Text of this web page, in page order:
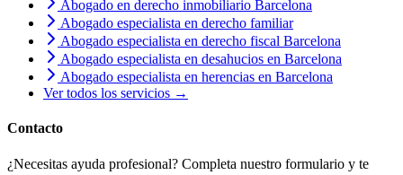
Abogado en derecho inmobiliario Barcelona
Abogado especialista en derecho familiar
Abogado especialista en derecho fiscal Barcelona
Abogado especialista en desahucios en Barcelona
Abogado especialista en herencias en Barcelona
Ver todos los servicios →
Contacto
¿Necesitas ayuda profesional? Completa nuestro formulario y te